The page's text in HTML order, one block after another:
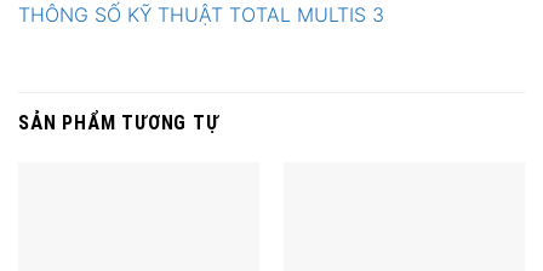
THÔNG SỐ KỸ THUẬT TOTAL MULTIS 3
SẢN PHẨM TƯƠNG TỰ